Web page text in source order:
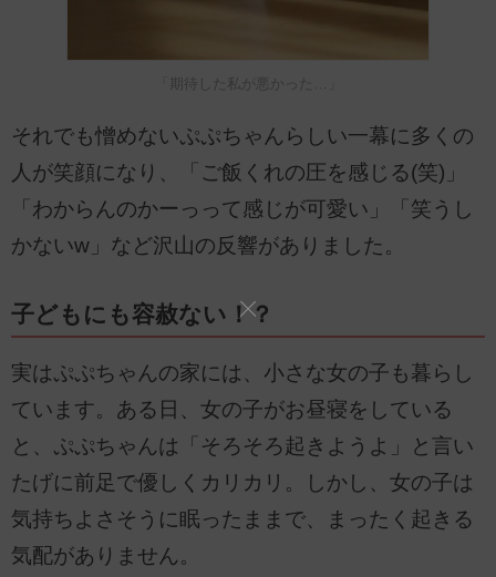
「期待した私が悪かった…」
それでも憎めないぷぷちゃんらしい一幕に多くの
人が笑顔になり、「ご飯くれの圧を感じる(笑)」
「わからんのかーっって感じが可愛い」「笑うし
かないw」など沢山の反響がありました。
子どもにも容赦ない！？
実はぷぷちゃんの家には、小さな女の子も暮らし
ています。ある日、女の子がお昼寝をしている
と、ぷぷちゃんは「そろそろ起きようよ」と言い
たげに前足で優しくカリカリ。しかし、女の子は
気持ちよさそうに眠ったままで、まったく起きる
気配がありません。